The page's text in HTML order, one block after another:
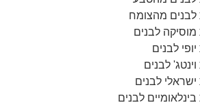
מהצומח
לבנים
לבנים
לבנים
לבנים
לבנים